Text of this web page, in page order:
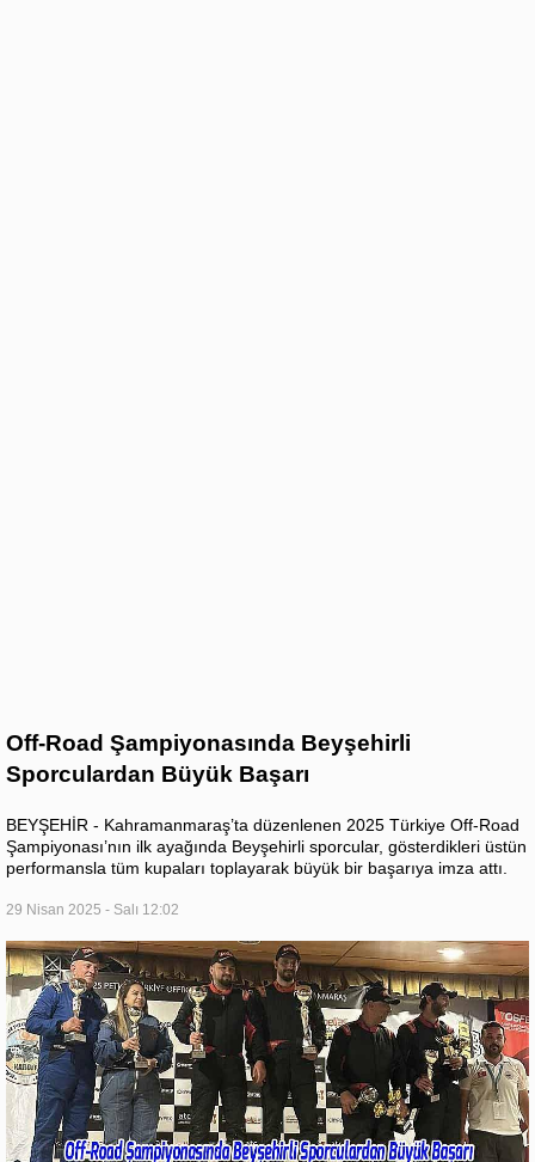
Off-Road Şampiyonasında Beyşehirli
Sporculardan Büyük Başarı
BEYŞEHİR - Kahramanmaraş’ta düzenlenen 2025 Türkiye Off-Road
Şampiyonası’nın ilk ayağında Beyşehirli sporcular, gösterdikleri üstün
performansla tüm kupaları toplayarak büyük bir başarıya imza attı.
29 Nisan 2025 - Salı 12:02